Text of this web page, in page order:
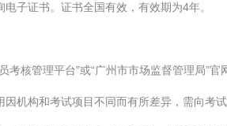
子证书。证书全国有效，有效期为4年。
考核管理平台”或“广州市市场监督管理局”
机构和考试项目不同而有所差异，需向考试